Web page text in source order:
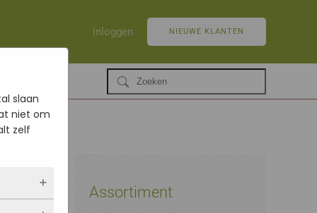
Inloggen NIEUWE KLANTEN
Assortiment
slaan
niet om
zelf